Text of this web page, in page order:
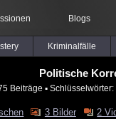
Blogs
Kriminalfälle
Politische
Beiträge ▪ Schlüsselwörter:
3 Bilder 2